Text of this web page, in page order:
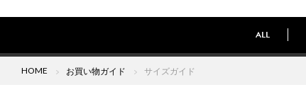
ALL
HOME お買い物ガイド サイズガイド